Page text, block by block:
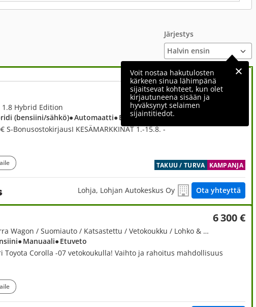
Järjestys
Voit nostaa hakutulosten
kärkeen sinua lähimpänä
sijaitsevat kohteet, kun olet
kirjautuneena sisään ja
hyväksynyt selaimen
sijaintitiedot.
32 890 €
TAKUU / TURVA KAMPANJA
Hybrid Edition
(bensiini/sähkö)● Automaatti● Etuveto
S-BonusostokirjausI KESÄMARKKINAT 1.-15.8. -
Lohja, Lohjan Autokeskus Oy Ota yhteyttä
6 300 €
1,6, 1,6 VVT-i Linea Terra Wagon / Suomiauto / Katsastettu / Vetokoukku / Lohko & Sisäpistoke / Rahoitus 0% Käsiraha!
● Manuaali● Etuveto
Toyota Corolla -07 vetokoukulla! Vaihto ja rahoitus mahdollisuus